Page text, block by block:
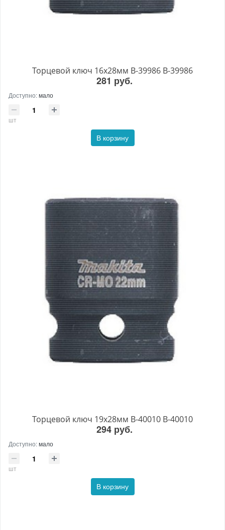
Торцевой ключ 16x28мм B-39986 B-39986
281 руб.
Доступно:мало
шт
В корзину
Торцевой ключ 19x28мм B-40010 B-40010
294 руб.
Доступно:мало
шт
В корзину